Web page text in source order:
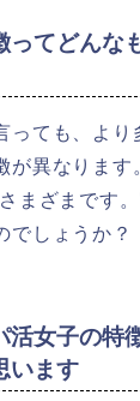
ってどんな
っても、より
が異なります
まざまです
でしょうか？
活女子の特
います